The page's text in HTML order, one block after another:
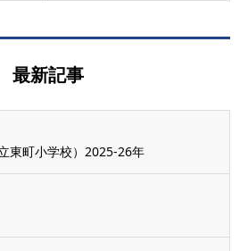
最新記事
東町小学校）2025-26年